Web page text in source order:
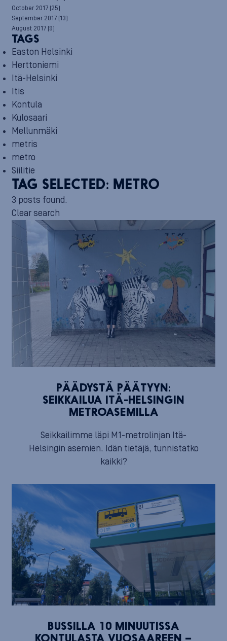
October 2017 (25)
September 2017 (13)
August 2017 (9)
TAGS
Easton Helsinki
Herttoniemi
Itä-Helsinki
Itis
Kontula
Kulosaari
Mellunmäki
metris
metro
Siilitie
TAG SELECTED: METRO
3 posts found.
Clear search
PÄÄDYSTÄ PÄÄTYYN:
SEIKKAILUA ITÄ-HELSINGIN
METROASEMILLA
Seikkailimme läpi M1-metrolinjan Itä-
Helsingin asemien. Idän tietäjä, tunnistatko
kaikki?
BUSSILLA 10 MINUUTISSA